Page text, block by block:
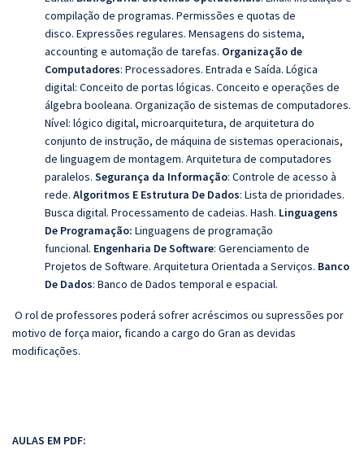
compilação de programas. Permissões e quotas de
disco. Expressões regulares. Mensagens do sistema,
accounting e automação de tarefas. Organização de
Computadores: Processadores. Entrada e Saída. Lógica
digital: Conceito de portas lógicas. Conceito e operações de
álgebra booleana. Organização de sistemas de computadores.
Nível: lógico digital, microarquitetura, de arquitetura do
conjunto de instrução, de máquina de sistemas operacionais,
de linguagem de montagem. Arquitetura de computadores
paralelos. Segurança da Informação: Controle de acesso à
rede. Algoritmos E Estrutura De Dados: Lista de prioridades.
Busca digital. Processamento de cadeias. Hash. Linguagens
De Programação: Linguagens de programação
funcional. Engenharia De Software: Gerenciamento de
Projetos de Software. Arquitetura Orientada a Serviços. Banco
De Dados: Banco de Dados temporal e espacial.
O rol de professores poderá sofrer acréscimos ou supressões por
motivo de força maior, ficando a cargo do Gran as devidas
modificações.
AULAS EM PDF: